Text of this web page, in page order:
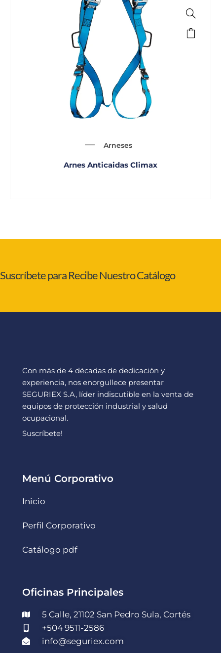
Arneses
Arnes Anticaidas Climax
Suscríbete para Recibe Nuestro Catálogo
Con más de 4 décadas de dedicación y
experiencia, nos enorgullece presentar
SEGURIEX S.A, líder indiscutible en la venta de
equipos de protección industrial y salud
ocupacional.
Suscríbete!
Menú Corporativo
Inicio
Perfil Corporativo
Catálogo pdf
Oficinas Principales
5 Calle, 21102 San Pedro Sula, Cortés
+504 9511-2586
info@seguriex.com